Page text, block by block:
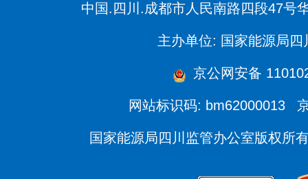
中国.四川.成都市人民南路四段47号
主办单位: 国家能源局四
京公网安备
网站标识码: bm62000013
国家能源局四川监管办公室版权所